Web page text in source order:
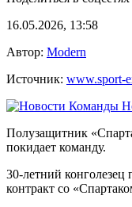
16.05.2026, 13:58
Автор: Modern
Источник: www.sport-
Полузащитник
покидает команду.
30-летний конголезец
контракт со